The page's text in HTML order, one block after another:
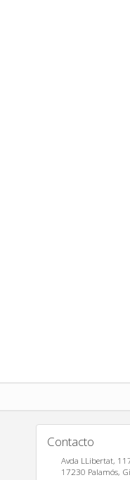
Contacto
Avda LLibertat,
17230 Palamós,